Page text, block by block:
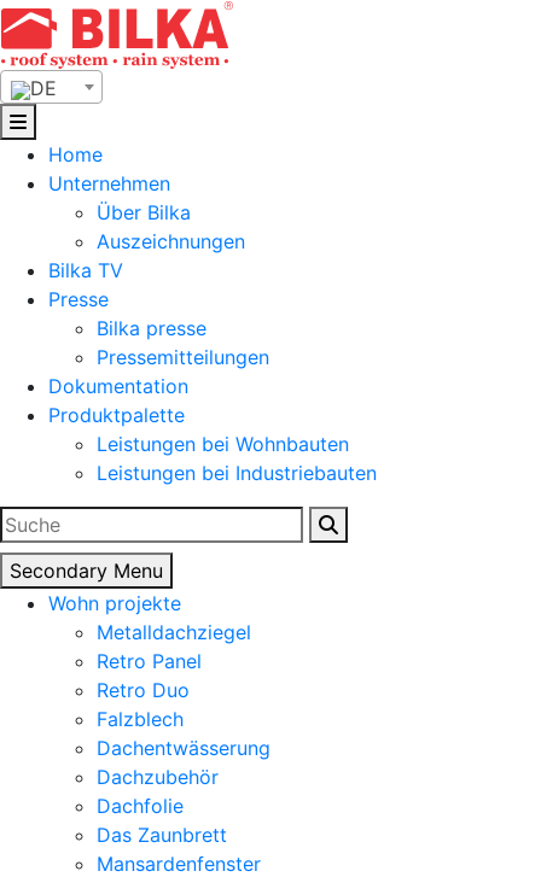
Skip
to
content
DE
Home
Unternehmen
Über Bilka
Auszeichnungen
Bilka TV
Presse
Bilka presse
Pressemitteilungen
Dokumentation
Produktpalette
Leistungen bei Wohnbauten
Leistungen bei Industriebauten
Suchen
nach:
Secondary Menu
Wohn projekte
Metalldachziegel
Retro Panel
Retro Duo
Falzblech
Dachentwässerung
Dachzubehör
Dachfolie
Das Zaunbrett
Mansardenfenster